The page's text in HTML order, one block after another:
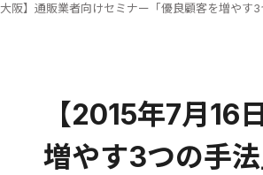
大阪】通販業者向けセミナー「優良顧客を増やす
【2015年7月16
増やす3つの手